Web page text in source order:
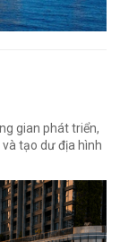
gian phát triển,
tạo dư địa hình